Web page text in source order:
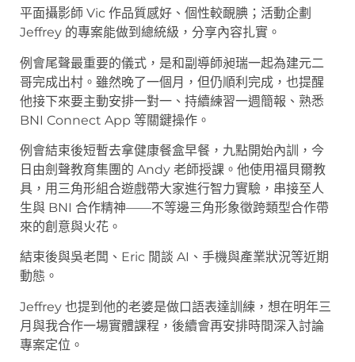
平面攝影師 Vic 作品質感好、個性較靦腆；活動企劃
Jeffrey 的專案能做到總統級，分享內容扎實。
例會尾聲最重要的儀式，是和副導師昶瑞一起為建元二
哥完成出村。雖然晚了一個月，但仍順利完成，也提醒
他接下來要主動安排一對一、持續練習一週簡報、熟悉
BNI Connect App 等關鍵操作。
例會結束後短暫去拿健康餐盒早餐，九點開始內訓，今
日由劍聲教育集團的 Andy 老師授課。他使用福貝爾教
具，用三角形組合遊戲帶大家進行智力實驗，串接至人
生與 BNI 合作精神——不等邊三角形象徵跨類型合作帶
來的創意與火花。
結束後與吳老闆、Eric 閒談 AI、手機與產業狀況等近期
動態。
Jeffrey 也提到他的老婆是做口語表達訓練，想在明年三
月與我合作一場實體課程，後續會再安排時間深入討論
專案定位。